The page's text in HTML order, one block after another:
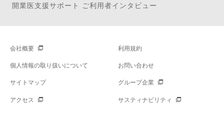
開業医支援サポート ご利用者インタビュー
会社概要 利用規約
個人情報の取り扱いについて お問い合わせ
サイトマップ グループ企業
アクセス サスティナビリティ